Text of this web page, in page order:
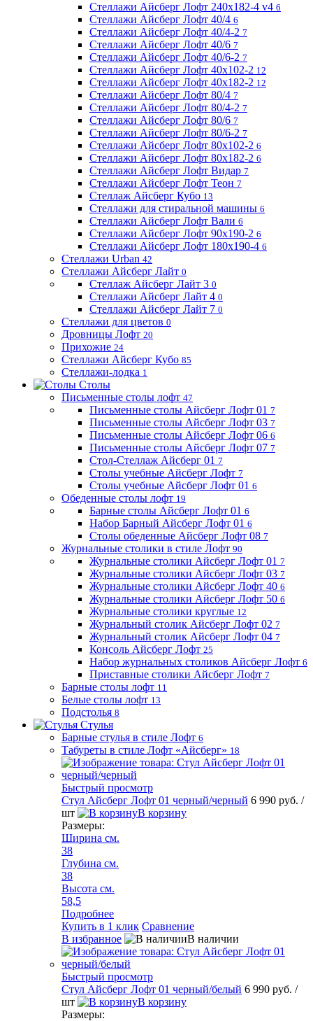
Стеллажи Айсберг Лофт 240х182-4 v4 6
Стеллажи Айсберг Лофт 40/4 6
Стеллажи Айсберг Лофт 40/4-2 7
Стеллажи Айсберг Лофт 40/6 7
Стеллажи Айсберг Лофт 40/6-2 7
Стеллажи Айсберг Лофт 40х102-2 12
Стеллажи Айсберг Лофт 40х182-2 12
Стеллажи Айсберг Лофт 80/4 7
Стеллажи Айсберг Лофт 80/4-2 7
Стеллажи Айсберг Лофт 80/6 7
Стеллажи Айсберг Лофт 80/6-2 7
Стеллажи Айсберг Лофт 80х102-2 6
Стеллажи Айсберг Лофт 80х182-2 6
Стеллажи Айсберг Лофт Видар 7
Стеллажи Айсберг Лофт Теон 7
Стеллаж Айсберг Кубо 13
Стеллажи для стиральной машины 6
Стеллажи Айсберг Лофт Вали 6
Стеллажи Айсберг Лофт 90х190-2 6
Стеллажи Айсберг Лофт 180х190-4 6
Стеллажи Urban 42
Стеллажи Айсберг Лайт 0
Стеллаж Айсберг Лайт 3 0
Стеллажи Айсберг Лайт 4 0
Стеллажи Айсберг Лайт 7 0
Стеллажи для цветов 0
Дровницы Лофт 20
Прихожие 24
Стеллажи Айсберг Кубо 85
Стеллажи-лодка 1
Столы
Письменные столы лофт 47
Письменные столы Айсберг Лофт 01 7
Письменные столы Айсберг Лофт 03 7
Письменные столы Айсберг Лофт 06 6
Письменные столы Айсберг Лофт 07 7
Стол-Стеллаж Айсберг 01 7
Столы учебные Айсберг Лофт 7
Столы учебные Айсберг Лофт 01 6
Обеденные столы лофт 19
Барные столы Айсберг Лофт 01 6
Набор Барный Айсберг Лофт 01 6
Столы обеденные Айсберг Лофт 08 7
Журнальные столики в стиле Лофт 90
Журнальные столики Айсберг Лофт 01 7
Журнальные столики Айсберг Лофт 03 7
Журнальные столики Айсберг Лофт 40 6
Журнальные столики Айсберг Лофт 50 6
Журнальные столики круглые 12
Журнальный столик Айсберг Лофт 02 7
Журнальный столик Айсберг Лофт 04 7
Консоль Айсберг Лофт 25
Набор журнальных столиков Айсберг Лофт 6
Приставные столики Айсберг Лофт 7
Барные столы лофт 11
Белые столы лофт 13
Подстолья 8
Стулья
Барные стулья в стиле Лофт 6
Табуреты в стиле Лофт «Айсберг» 18
Быстрый просмотр
Стул Айсберг Лофт 01 черный/черный 6 990 руб. /
шт
В корзину
Размеры:
Ширина см.
38
Глубина см.
38
Высота см.
58,5
Подробнее
Купить в 1 клик Сравнение
В избранное
В наличии
Быстрый просмотр
Стул Айсберг Лофт 01 черный/белый 6 990 руб. /
шт
В корзину
Размеры: